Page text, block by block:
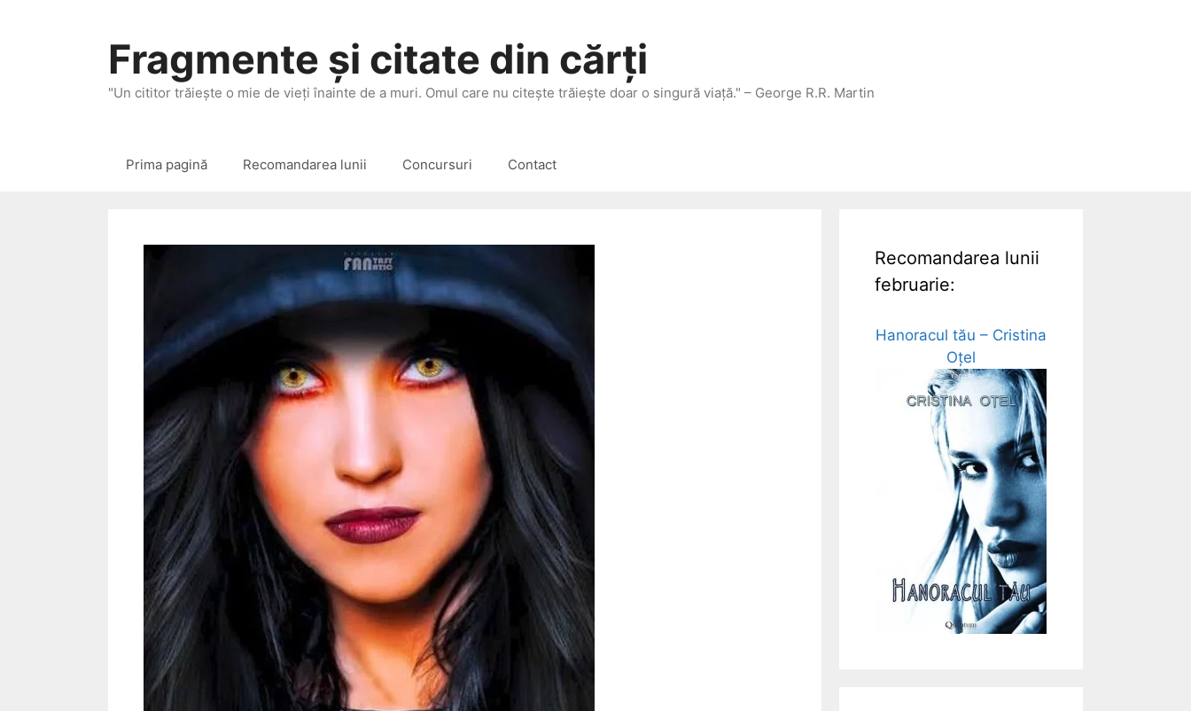
Fragmente și citate din cărți
"Un cititor trăieşte o mie de vieţi înainte de a muri. Omul care nu citeşte trăieşte doar o singură viaţă." – George R.R. Martin
Prima pagină Recomandarea lunii Concursuri Contact
Recomandarea lunii
februarie:
Hanoracul tău – Cristina
Oțel